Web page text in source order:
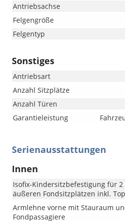
Antriebsachse
Felgengröße
Felgentyp
Sonstiges
Antriebsart
Anzahl Sitzplätze
Anzahl Türen
Garantieleistung
Serienausstattungen
Innen
Isofix-Kindersitzbefestigung für
äußeren Fondsitzplätzen inkl.
Armlehne vorne mit Stauraum
Fondpassagiere